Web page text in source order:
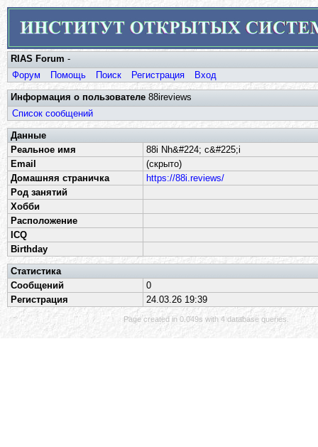
RIAS Forum -
Форум
Помощь Поиск Регистрация Вход
Информация о пользователе 88ireviews
Список сообщений
Данные
Реальное имя
88i Nh&#224; c&#225;i
Email
(скрыто)
Домашняя страничка
https://88i.reviews/
Род занятий
Хобби
Расположение
ICQ
Birthday
Статистика
Сообщений
0
Регистрация
24.03.26 19:39
Page created in 0.049s with 4 database queries.